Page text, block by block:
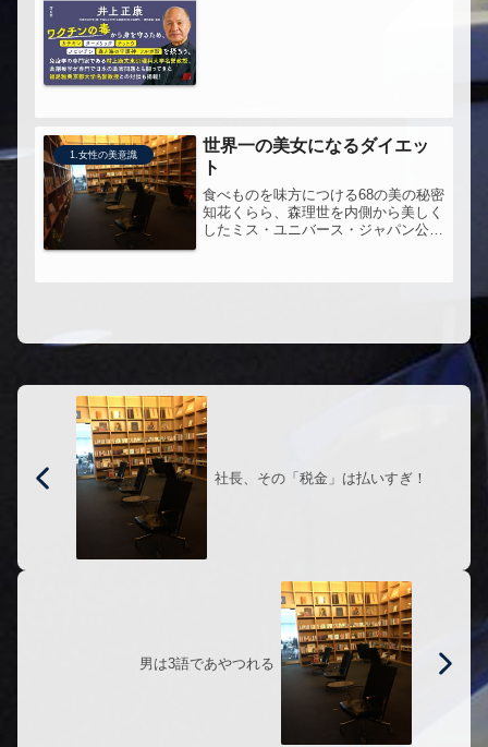
1.女性の美意識
世界一の美女になるダイエッ
ト
食べものを味方につける68の美の秘密
知花くらら、森理世を内側から美しく
したミス・ユニバース・ジャパン公式
社長、その「税金」は払いすぎ！
男は3語であやつれる